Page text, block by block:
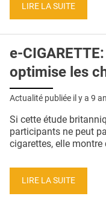
LIRE LA SUITE
e-
optimise les
Actualité publiée il y a 9
Si cette étude
participants ne peut
cigarettes, elle
LIRE LA SUITE